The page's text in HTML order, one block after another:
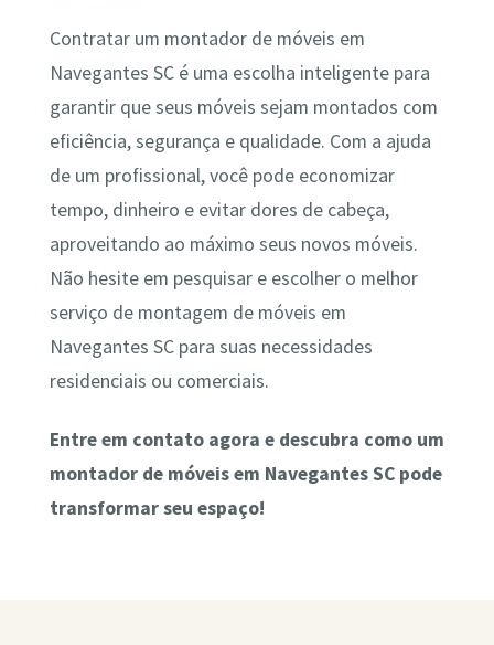
Contratar um montador de móveis em
Navegantes SC é uma escolha inteligente para
garantir que seus móveis sejam montados com
eficiência, segurança e qualidade. Com a ajuda
de um profissional, você pode economizar
tempo, dinheiro e evitar dores de cabeça,
aproveitando ao máximo seus novos móveis.
Não hesite em pesquisar e escolher o melhor
serviço de montagem de móveis em
Navegantes SC para suas necessidades
residenciais ou comerciais.
Entre em contato agora e descubra como um
montador de móveis em Navegantes SC pode
transformar seu espaço!